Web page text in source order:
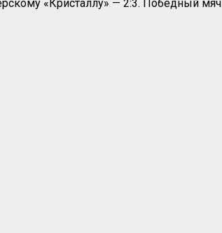
«Кристаллу» — 2:3. Победный